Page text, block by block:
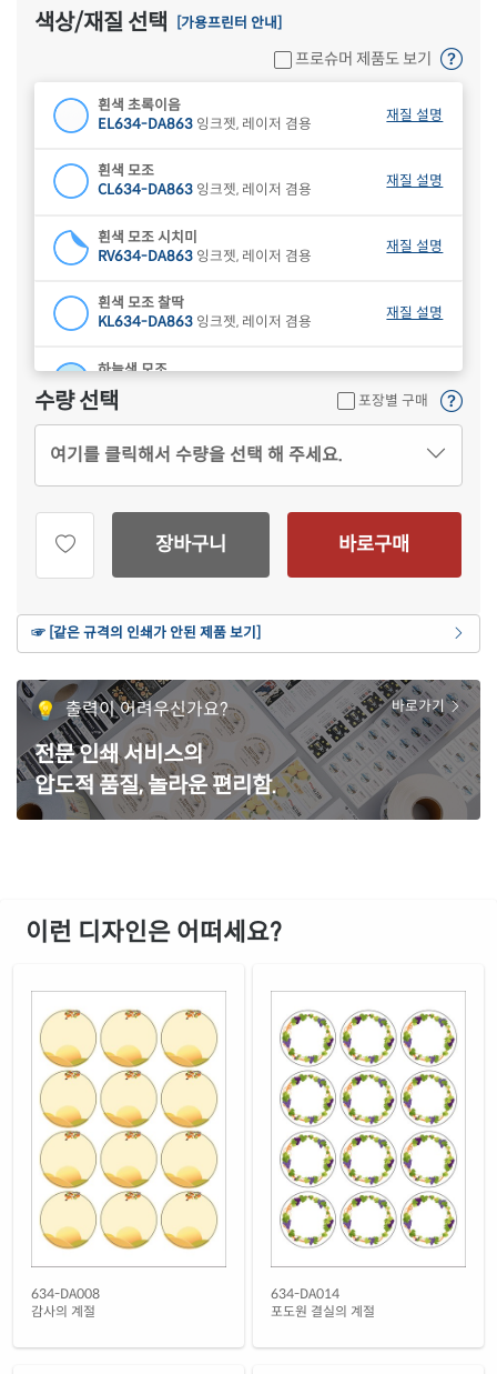
색상/재질 선택 [가용프린터 안내]
프로슈머 제품도 보기
흰색 초록이음
EL634-DA863 잉크젯, 레이저 겸용
재질 설명
흰색 모조
CL634-DA863 잉크젯, 레이저 겸용
재질 설명
흰색 모조 시치미
RV634-DA863 잉크젯, 레이저 겸용
재질 설명
흰색 모조 찰딱
KL634-DA863 잉크젯, 레이저 겸용
재질 설명
하늘색 모조
CL634B-DA863
재질 설명
CL634G-DA863잉크젯, 레이저 겸용
재질 설명
CL634P-DA863
잉크젯, 레이저 겸용
재질 설명
재질 설명
갈색 크라프트
CL634KR-DA863잉크젯, 레이저 겸용
흰색 모조 잉크젯
CJ634-DA863 잉크젯 전용
재질 설명
흰색 무광 방수 잉크젯
CJ634WU-DA863잉크젯 전용
재질 설명
RV634WU-DA863
잉크젯 전용
노란색 방수 잉크젯
CJ634YU-DA863
잉크젯 전용
재질 설명
흰색 광택 레이저
CL634LG-DA863레이저 전용
재질 설명
흰색 광택 시치미 레이저
RV634LG-DA863레이저 전용
재질 설명
흰색(25μm) 광택 방수 레이저
CL634TW-DA863
레이저 전용
재질 설명
흰색(50μm) 광택 방수 레이저
레이저 전용
수량 선택 포장별 구매
여기를 클릭해서 수량을 선택 해 주세요.
장바구니 바로구매
☞ [같은 규격의 인쇄가 안된 제품 보기]
출력이 어려우신가요?
전문 인쇄 서비스의
압도적 품질, 놀라운 편리함.
바로가기
이런 디자인은 어떠세요?
634-DA008
감사의 계절
634-DA014
포도원 결실의 계절